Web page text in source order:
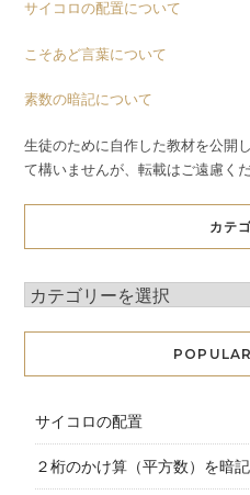
サイコロの配置について
こそあど言葉について
素数の暗記について
生徒のために自作した教材を公開
て構いませんが、転載はご遠慮くだ
カテ
サイコロの配置
２桁のかけ算（平方数）を暗